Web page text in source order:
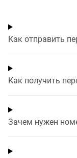
Как отправить
Как получить
Зачем нужен